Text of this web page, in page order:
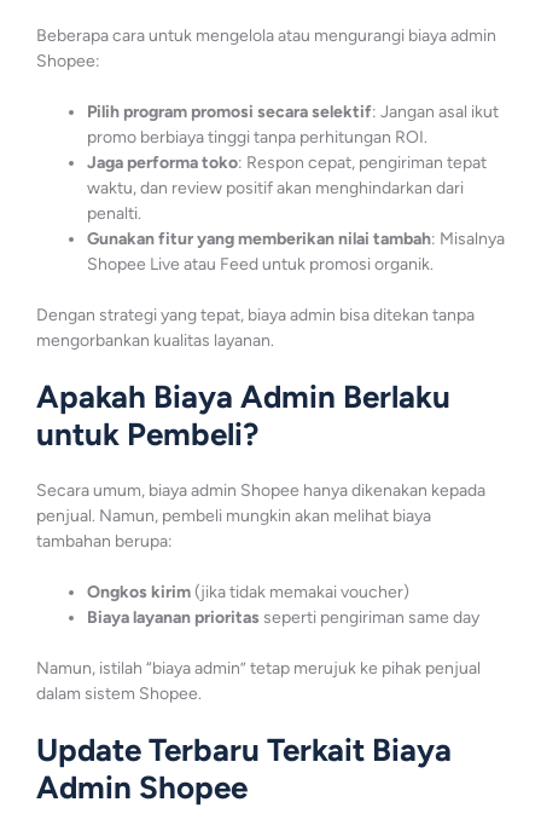
Beberapa cara untuk mengelola atau mengurangi biaya admin
Shopee:
Pilih program promosi secara selektif: Jangan asal ikut
promo berbiaya tinggi tanpa perhitungan ROI.
Jaga performa toko: Respon cepat, pengiriman tepat
waktu, dan review positif akan menghindarkan dari
penalti.
Gunakan fitur yang memberikan nilai tambah: Misalnya
Shopee Live atau Feed untuk promosi organik.
Dengan strategi yang tepat, biaya admin bisa ditekan tanpa
mengorbankan kualitas layanan.
Apakah Biaya Admin Berlaku
untuk Pembeli?
Secara umum, biaya admin Shopee hanya dikenakan kepada
penjual. Namun, pembeli mungkin akan melihat biaya
tambahan berupa:
Ongkos kirim (jika tidak memakai voucher)
Biaya layanan prioritas seperti pengiriman same day
Namun, istilah “biaya admin” tetap merujuk ke pihak penjual
dalam sistem Shopee.
Update Terbaru Terkait Biaya
Admin Shopee